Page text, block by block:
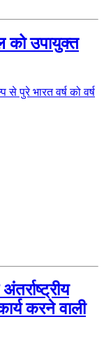
को उपायुक्त
पुरे भारत वर्ष को वर्ष
करने वाली